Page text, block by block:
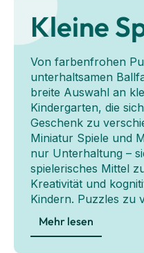
Kleine
Von farbenfrohen
unterhaltsamen
breite Auswahl an
Kindergarten, die
Geschenk zu
Miniatur Spiele und
nur Unterhaltung –
spielerisches Mittel
Kreativität und
Kindern. Puzzles zu
liebevollen Geste,
Kinderaugen sorgt,
pädagogischen
Mehr lesen